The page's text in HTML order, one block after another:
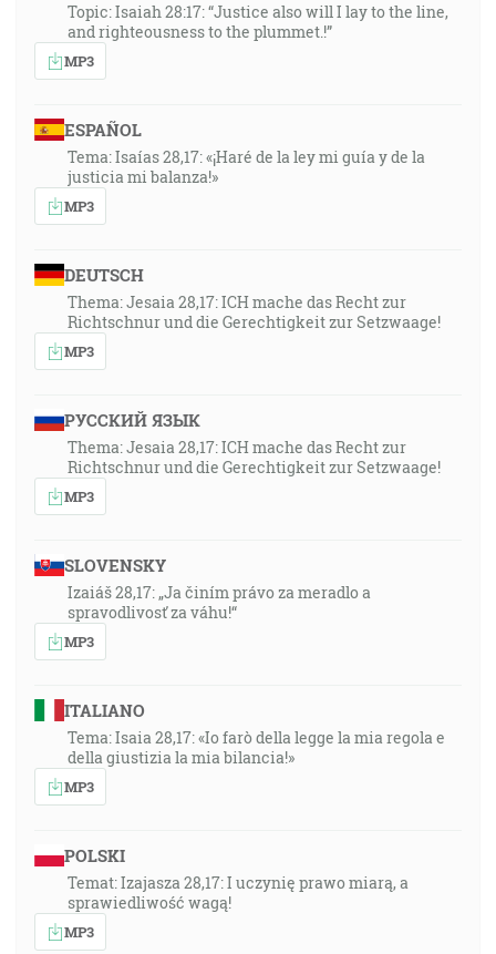
Topic: Isaiah 28:17: “Justice also will I lay to the line,
and righteousness to the plummet.!”
MP3
ESPAÑOL
Tema: Isaías 28,17: «¡Haré de la ley mi guía y de la
justicia mi balanza!»
MP3
DEUTSCH
Thema: Jesaia 28,17: ICH mache das Recht zur
Richtschnur und die Gerechtigkeit zur Setzwaage!
MP3
РУССКИЙ ЯЗЫК
Thema: Jesaia 28,17: ICH mache das Recht zur
Richtschnur und die Gerechtigkeit zur Setzwaage!
MP3
SLOVENSKY
Izaiáš 28,17: „Ja činím právo za meradlo a
spravodlivosť za váhu!“
MP3
ITALIANO
Tema: Isaia 28,17: «Io farò della legge la mia regola e
della giustizia la mia bilancia!»
MP3
POLSKI
Temat: Izajasza 28,17: I uczynię prawo miarą, a
sprawiedliwość wagą!
MP3